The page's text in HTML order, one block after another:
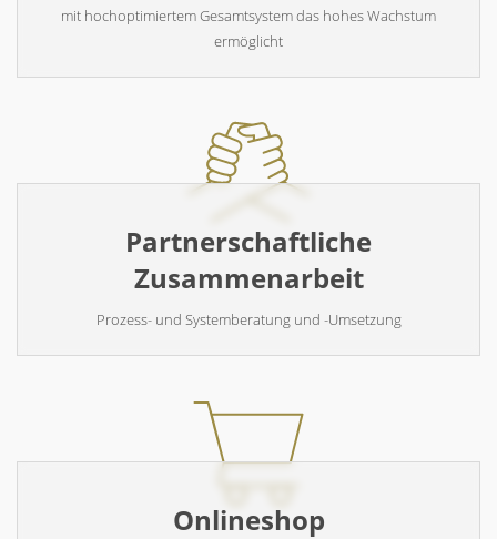
mit hochoptimiertem Gesamtsystem das hohes Wachstum
ermöglicht
Partnerschaftliche
Zusammenarbeit
Prozess- und Systemberatung und -Umsetzung
Onlineshop